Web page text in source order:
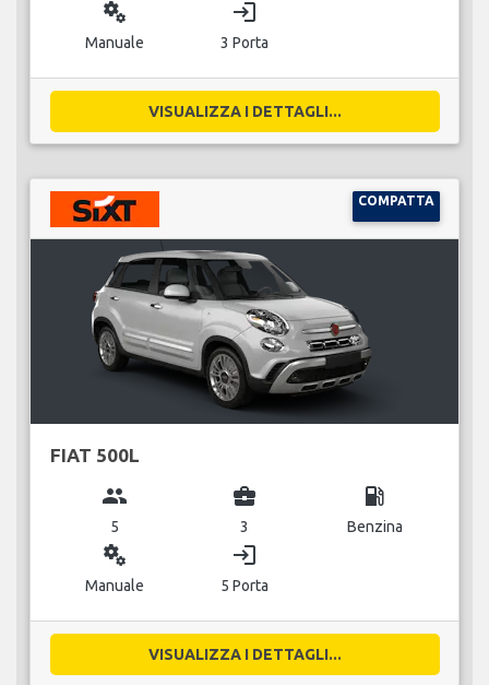
miscellaneous_services
Manuale
login
3 Porta
VISUALIZZA I DETTAGLI...
COMPATTA
FIAT 500L
group
5
business_center
3
local_gas_station
Benzina
miscellaneous_services
Manuale
login
5 Porta
VISUALIZZA I DETTAGLI...